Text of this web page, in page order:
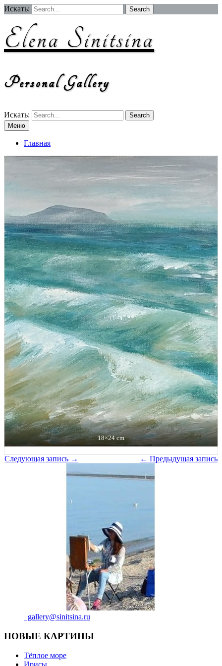
Перейти
к
содержимому
Искать:
Elena Sinitsina
Personal Gallery
Искать:
Меню
Главная
18×24 cm
Навигация
← Предыдущая запись
Следующая запись →
gallery@sinitsina.ru
НОВЫЕ КАРТИНЫ
Тёплое море
Ирисы